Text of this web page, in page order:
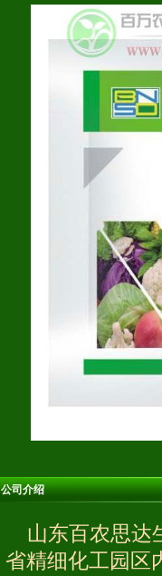
公司介绍
山东百农思达
省精细化工园区